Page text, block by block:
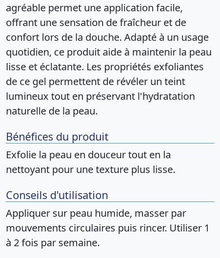
agréable permet une application facile,
offrant une sensation de fraîcheur et de
confort lors de la douche. Adapté à un usage
quotidien, ce produit aide à maintenir la peau
lisse et éclatante. Les propriétés exfoliantes
de ce gel permettent de révéler un teint
lumineux tout en préservant l'hydratation
naturelle de la peau.
Bénéfices du produit
Exfolie la peau en douceur tout en la
nettoyant pour une texture plus lisse.
Conseils d'utilisation
Appliquer sur peau humide, masser par
mouvements circulaires puis rincer. Utiliser 1
à 2 fois par semaine.